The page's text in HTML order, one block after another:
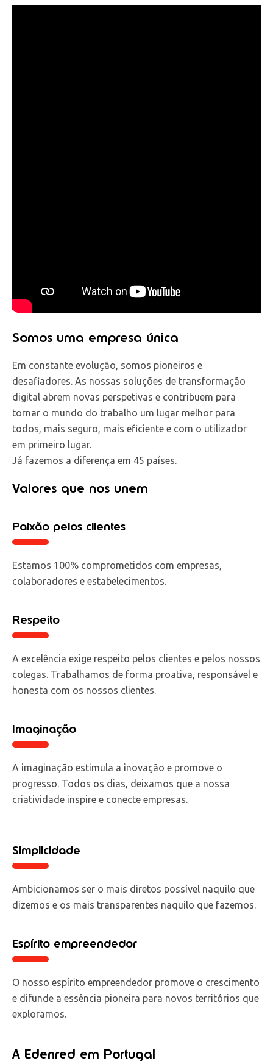
Somos uma empresa única
Em constante evolução, somos pioneiros e
desafiadores. As nossas soluções de transformação
digital abrem novas perspetivas e contribuem para
tornar o mundo do trabalho um lugar melhor para
todos, mais seguro, mais eficiente e com o utilizador
em primeiro lugar.
Já fazemos a diferença em 45 países.
Valores que nos unem
Paixão pelos clientes
Estamos 100% comprometidos com empresas,
colaboradores e estabelecimentos.
Respeito
A excelência exige respeito pelos clientes e pelos nossos
colegas. Trabalhamos de forma proativa, responsável e
honesta com os nossos clientes.
Imaginação
A imaginação estimula a inovação e promove o
progresso. Todos os dias, deixamos que a nossa
criatividade inspire e conecte empresas.
Simplicidade
Ambicionamos ser o mais diretos possível naquilo que
dizemos e os mais transparentes naquilo que fazemos.
Espírito empreendedor
O nosso espírito empreendedor promove o crescimento
e difunde a essência pioneira para novos territórios que
exploramos.
A Edenred em Portugal